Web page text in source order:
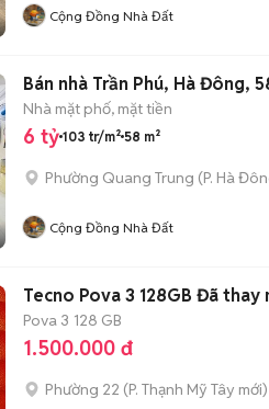
Cộng Đồng Nhà Đất
Bán nhà Trần Phú, Hà Đông,
Nhà mặt phố, mặt tiền
6 tỷ 103 tr/m² 58 m²
Phường Quang Trung (P. Hà
Cộng Đồng Nhà Đất
Tecno Pova 3 128GB Đã thay
Pova 3 128 GB
1.500.000 đ
Phường 22 (P. Thạnh Mỹ Tây mới)